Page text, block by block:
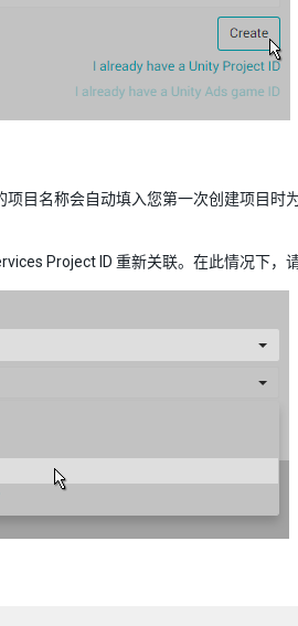
项目名称会自动填入您第一次创建项目时
Project ID 重新关联。在此情况下，